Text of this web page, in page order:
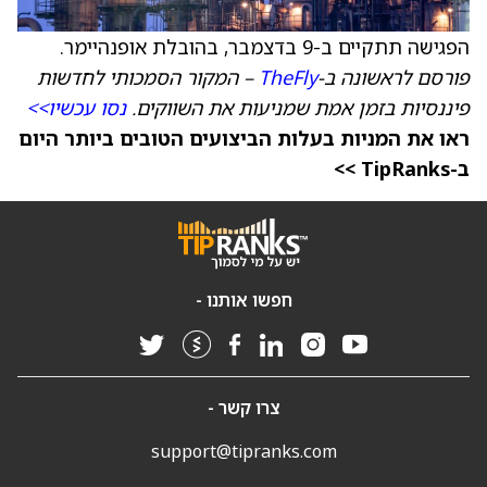
הפגישה תתקיים ב-9 בדצמבר, בהובלת אופנהיימר.
פורסם לראשונה ב-TheFly – המקור הסמכותי לחדשות
פיננסיות בזמן אמת שמניעות את השווקים.נסו עכשיו>>
ראו את המניות בעלות הביצועים הטובים ביותר היום
ב-TipRanks >>
חפשו אותנו -
צרו קשר -
support@tipranks.com